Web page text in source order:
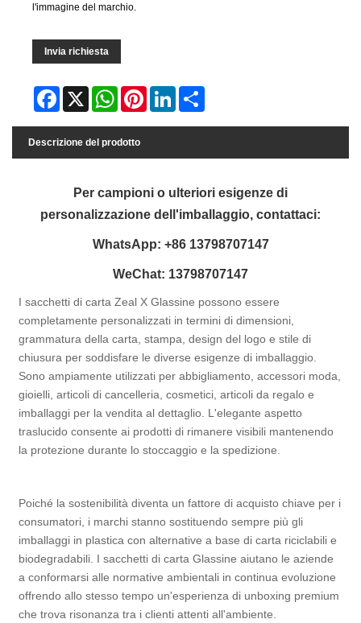
l'immagine del marchio.
Invia richiesta
Facebook
X WhatsAppPinterestLinkedIn
Descrizione del prodotto
Per campioni o ulteriori esigenze di
personalizzazione dell'imballaggio, contattaci:
WhatsApp: +86 13798707147
WeChat: 13798707147
I sacchetti di carta Zeal X Glassine possono essere
completamente personalizzati in termini di dimensioni,
grammatura della carta, stampa, design del logo e stile di
chiusura per soddisfare le diverse esigenze di imballaggio.
Sono ampiamente utilizzati per abbigliamento, accessori moda,
gioielli, articoli di cancelleria, cosmetici, articoli da regalo e
imballaggi per la vendita al dettaglio. L'elegante aspetto
traslucido consente ai prodotti di rimanere visibili mantenendo
la protezione durante lo stoccaggio e la spedizione.
Poiché la sostenibilità diventa un fattore di acquisto chiave per i
consumatori, i marchi stanno sostituendo sempre più gli
imballaggi in plastica con alternative a base di carta riciclabili e
biodegradabili. I sacchetti di carta Glassine aiutano le aziende
a conformarsi alle normative ambientali in continua evoluzione
offrendo allo stesso tempo un'esperienza di unboxing premium
che trova risonanza tra i clienti attenti all'ambiente.